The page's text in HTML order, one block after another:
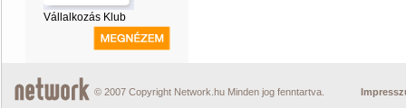
Vállalkozás Klub
© 2007 Copyright Network.hu Minden jog fenntartva.